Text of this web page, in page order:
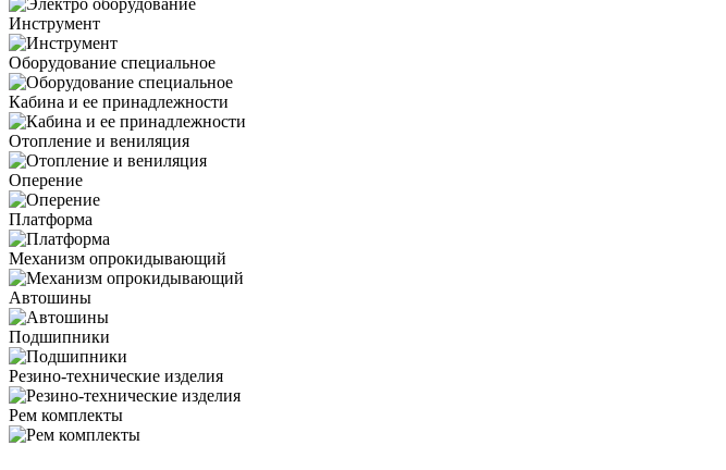
Инструмент
Оборудование специальное
Кабина и ее принадлежности
Отопление и вениляция
Оперение
Платформа
Механизм опрокидывающий
Автошины
Подшипники
Резино-технические изделия
Рем комплекты